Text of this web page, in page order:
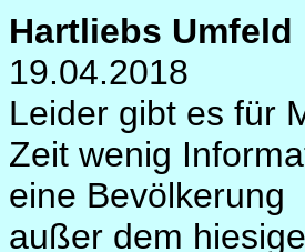
Hartliebs
19.04.2018
Leider gibt es für
Zeit wenig
eine
außer dem